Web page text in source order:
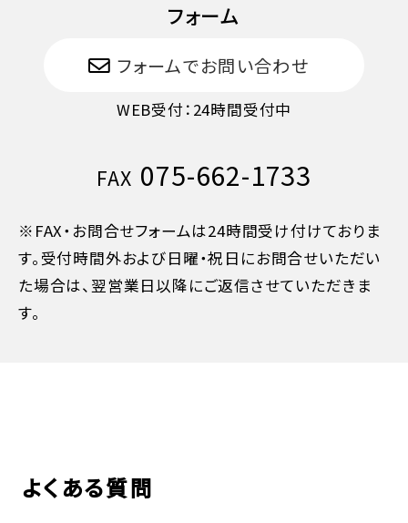
フォーム
フォームでお問い合わせ
WEB受付：24時間受付中
FAX 075-662-1733
※FAX・お問合せフォームは24時間受け付けておりま
す。受付時間外および日曜・祝日にお問合せいただい
た場合は、翌営業日以降にご返信させていただきま
す。
よくある質問